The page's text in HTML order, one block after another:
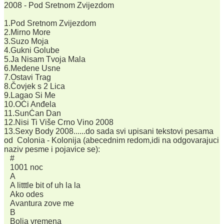
2008 - Pod Sretnom Zvijezdom
1.Pod Sretnom Zvijezdom
2.Mirno More
3.Suzo Moja
4.Gukni Golube
5.Ja Nisam Tvoja Mala
6.Medene Usne
7.Ostavi Trag
8.Čovjek s 2 Lica
9.Lagao Si Me
10.OĊi Anđela
11.SunĊan Dan
12.Nisi Ti Više Crno Vino 2008
13.Sexy Body 2008......do sada svi upisani tekstovi pesama
od Colonia - Kolonija (abecednim redom,idi na odgovarajuci
naziv pesme i pojavice se):
#
1001 noc
A
A litttle bit of uh la la
Ako odes
Avantura zove me
B
Bolja vremena